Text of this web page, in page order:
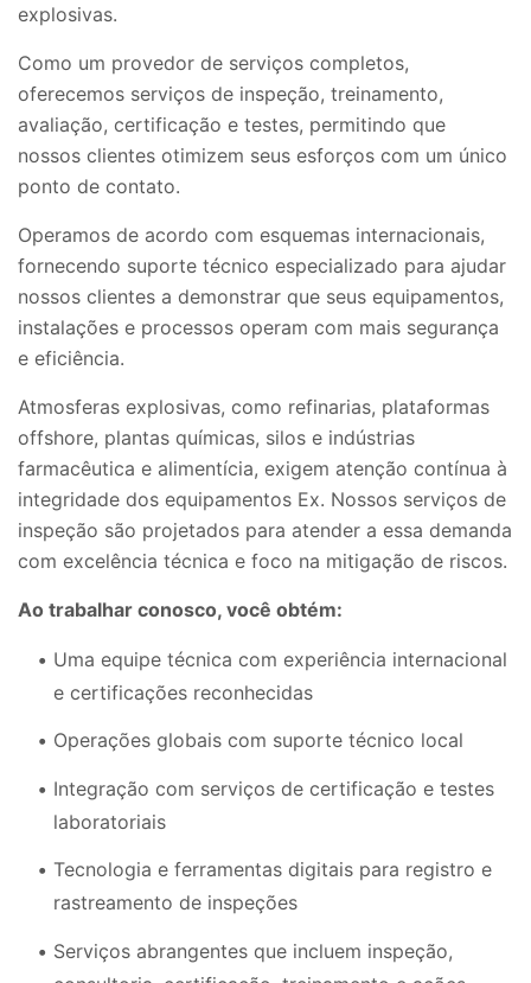
explosivas.
Como um provedor de serviços completos,
oferecemos serviços de inspeção, treinamento,
avaliação, certificação e testes, permitindo que
nossos clientes otimizem seus esforços com um único
ponto de contato.
Operamos de acordo com esquemas internacionais,
fornecendo suporte técnico especializado para ajudar
nossos clientes a demonstrar que seus equipamentos,
instalações e processos operam com mais segurança
e eficiência.
Atmosferas explosivas, como refinarias, plataformas
offshore, plantas químicas, silos e indústrias
farmacêutica e alimentícia, exigem atenção contínua à
integridade dos equipamentos Ex. Nossos serviços de
inspeção são projetados para atender a essa demanda
com excelência técnica e foco na mitigação de riscos.
Ao trabalhar conosco, você obtém:
Uma equipe técnica com experiência internacional
e certificações reconhecidas
Operações globais com suporte técnico local
Integração com serviços de certificação e testes
laboratoriais
Tecnologia e ferramentas digitais para registro e
rastreamento de inspeções
Serviços abrangentes que incluem inspeção,